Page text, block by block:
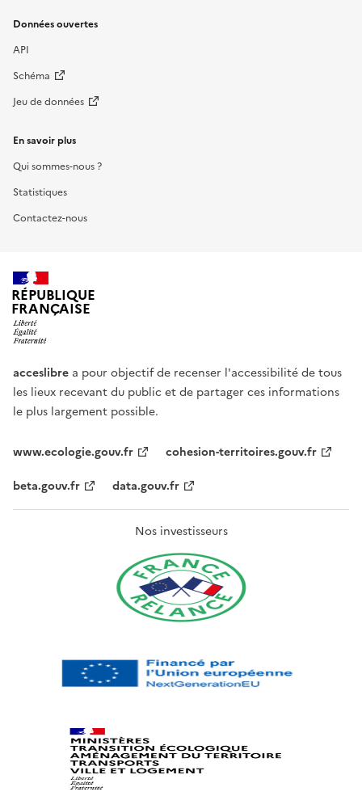
Données ouvertes
API
Schéma
Jeu de données
En savoir plus
Qui sommes-nous ?
Statistiques
Contactez-nous
RÉPUBLIQUE
FRANÇAISE
acceslibre a pour objectif de recenser l'accessibilité de tous
les lieux recevant du public et de partager ces informations
le plus largement possible.
www.ecologie.gouv.fr
cohesion-territoires.gouv.fr
beta.gouv.fr
data.gouv.fr
Nos investisseurs